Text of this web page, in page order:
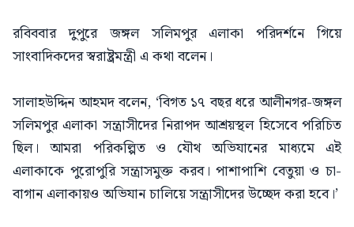
রবিববার দুপুরে জঙ্গল সলিমপুর এলাকা পরিদর্শনে গিয়ে
সাংবাদিকদের স্বরাষ্ট্রমন্ত্রী এ কথা বলেন।
সালাহউদ্দিন আহমদ বলেন, ‘বিগত ১৭ বছর ধরে আলীনগর-জঙ্গল
সলিমপুর এলাকা সন্ত্রাসীদের নিরাপদ আশ্রয়স্থল হিসেবে পরিচিত
ছিল। আমরা পরিকল্পিত ও যৌথ অভিযানের মাধ্যমে এই
এলাকাকে পুরোপুরি সন্ত্রাসমুক্ত করব। পাশাপাশি বেতুয়া ও চা-
বাগান এলাকায়ও অভিযান চালিয়ে সন্ত্রাসীদের উচ্ছেদ করা হবে।’